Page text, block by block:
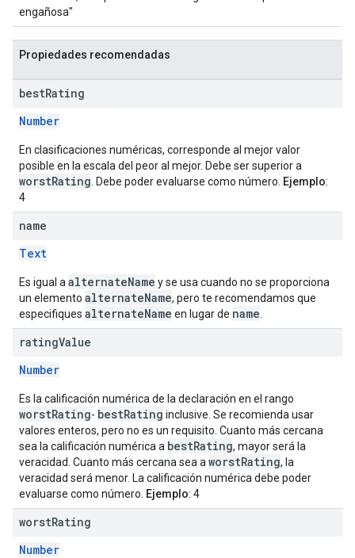
engañosa"
Propiedades recomendadas
bestRating
Number
En clasificaciones numéricas, corresponde al mejor valor
posible en la escala del peor al mejor. Debe ser superior a
worstRating . Debe poder evaluarse como número. Ejemplo:
4
name
Text
Es igual a alternateName y se usa cuando no se proporciona
un elemento alternateName, pero te recomendamos que
especifiques alternateName en lugar de name
ratingValue
Number
Es la calificación numérica de la declaración en el rango
worstRating- bestRating inclusive. Se recomienda usar
valores enteros, pero no es un requisito. Cuanto más cercana
sea la calificación numérica a bestRating, mayor será la
veracidad. Cuanto más cercana sea a worstRating, la
veracidad será menor. La calificación numérica debe poder
evaluarse como número. Ejemplo: 4
worstRating
Number